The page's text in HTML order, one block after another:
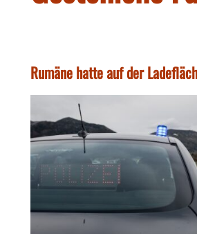
Rumäne hatte auf der